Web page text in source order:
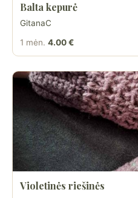
Balta kepurė
GitanaC
1 mėn. 4.00 €
Violetinės riešinės